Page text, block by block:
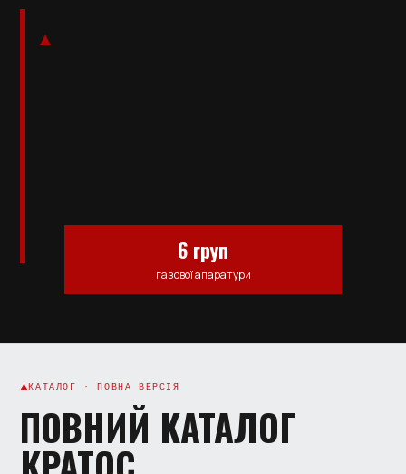
6 груп
газової апаратури
КАТАЛОГ · ПОВНА ВЕРСІЯ
ПОВНИЙ КАТАЛОГ